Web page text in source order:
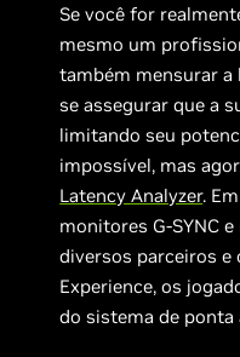
Se você for
mesmo um
também mensurar a
se assegurar que a
limitando seu
impossível, mas
Latency Analyzer.
monitores G-SYNC
diversos parceiros
Experience, os
do sistema de